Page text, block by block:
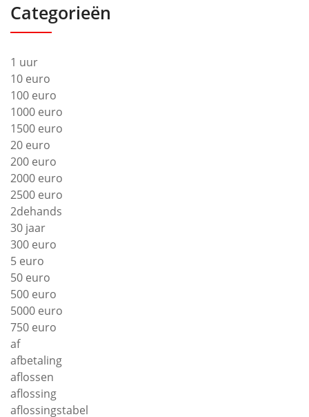
Categorieën
1 uur
10 euro
100 euro
1000 euro
1500 euro
20 euro
200 euro
2000 euro
2500 euro
2dehands
30 jaar
300 euro
5 euro
50 euro
500 euro
5000 euro
750 euro
af
afbetaling
aflossen
aflossing
aflossingstabel